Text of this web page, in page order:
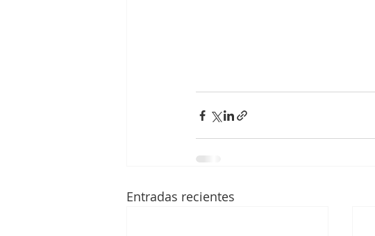
Entradas recientes